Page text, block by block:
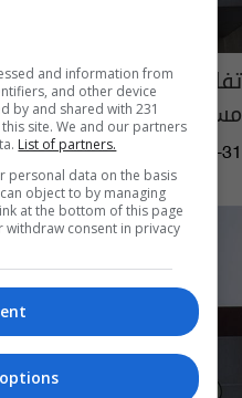
تفاصيل
مستشفى الرشاد (فيديو)
14:32 | 2023-07-31
and information from
and other device
by and shared with 231
site. We and our partners
List of partners.
personal data on the basis
object to by managing
at the bottom of this page
withdraw consent in privacy